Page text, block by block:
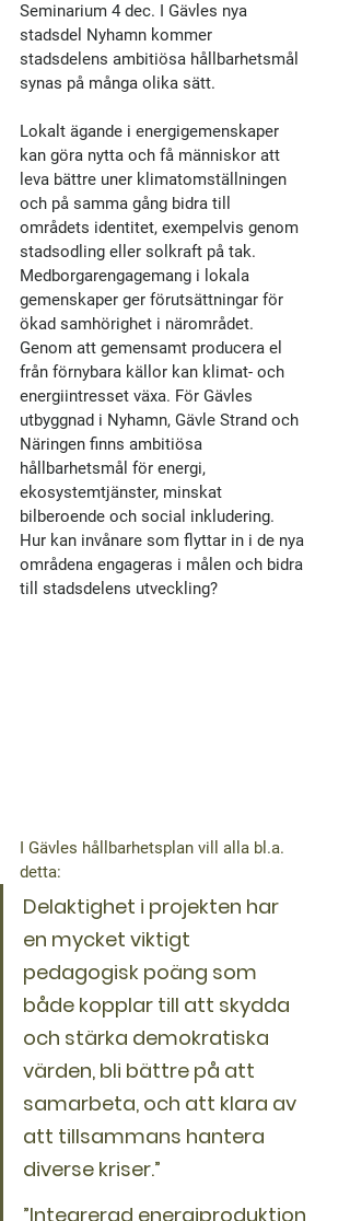
Seminarium 4 dec. I Gävles nya
stadsdel Nyhamn kommer
stadsdelens ambitiösa hållbarhetsmål
synas på många olika sätt.
Lokalt ägande i energigemenskaper
kan göra nytta och få människor att
leva bättre uner klimatomställningen
och på samma gång bidra till
områdets identitet, exempelvis genom
stadsodling eller solkraft på tak.
Medborgarengagemang i lokala
gemenskaper ger förutsättningar för
ökad samhörighet i närområdet.
Genom att gemensamt producera el
från förnybara källor kan klimat- och
energiintresset växa. För Gävles
utbyggnad i Nyhamn, Gävle Strand och
Näringen finns ambitiösa
hållbarhetsmål för energi,
ekosystemtjänster, minskat
bilberoende och social inkludering.
Hur kan invånare som flyttar in i de nya
områdena engageras i målen och bidra
till stadsdelens utveckling?
I Gävles hållbarhetsplan vill alla bl.a.
detta:
Delaktighet i projekten har
en mycket viktigt
pedagogisk poäng som
både kopplar till att skydda
och stärka demokratiska
värden, bli bättre på att
samarbeta, och att klara av
att tillsammans hantera
diverse kriser.”
”Integrerad energiproduktion